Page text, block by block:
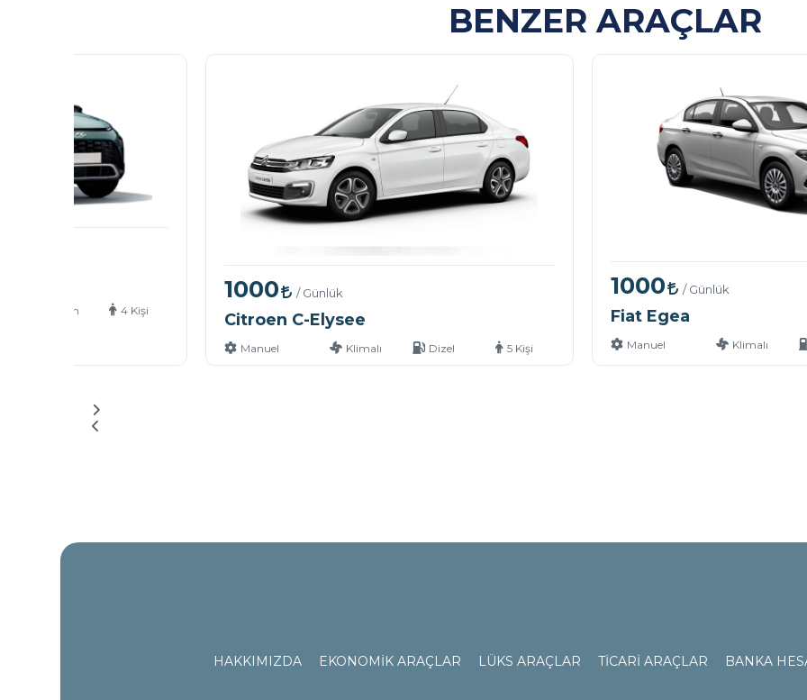
BENZER ARAÇLAR
Benzin 4 Kişi
1000 / Günlük
Citroen C-Elysee
Manuel Klimalı Dizel 5 Kişi
1000 / Günlük
Fiat Egea
Manuel Klimalı
HAKKIMIZDA EKONOMİK ARAÇLAR LÜKS ARAÇLAR TİCARİ ARAÇLAR BANKA